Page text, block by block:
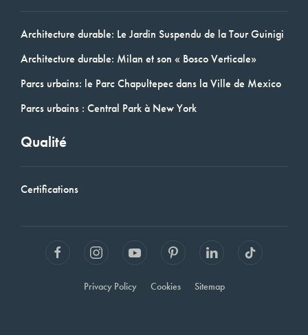
Architecture durable: Le Jardin Suspendu de la Tour Guinigi
Architecture durable: Milan et son « Bosco Verticale»
Parcs urbains: le Parc Chapultepec dans la Ville de Mexico
Parcs urbains : Central Park à New York
Qualité
Certifications
Privacy Policy Cookies Sitemap